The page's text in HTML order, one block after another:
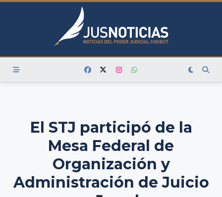
Skip
El STJ participó de la
Mesa Federal de
Organización y
Administración de Juicio